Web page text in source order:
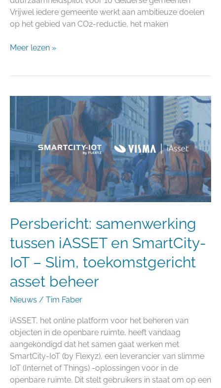
Vrijwel iedere gemeente werkt aan ambitieuze doelen
op het gebied van CO2-reductie, het maken
Meer lezen »
Persbericht: samenwerking
tussen iASSET en SmartCity-
IoT – Slim, toekomstgericht
asset beheer
Nieuws / Tim Faber
iASSET, het online platform voor het beheren van
objecten in de openbare ruimte, heeft vandaag
aangekondigd dat het samen gaat werken met
SmartCity-IoT (by Flexyz), een leverancier van slimme
IoT (Internet of Things) -oplossingen voor in de
openbare ruimte. Dit stelt gebruikers in staat om op een
samenwerking
iASSET
SmartCity-
IoT
–
Slim,
asset
beheer